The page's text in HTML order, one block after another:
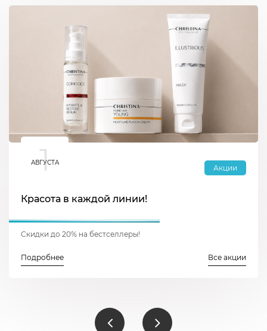
1
АВГУСТА
Акции
Красота в каждой линии!
Скидки до 20% на бестселлеры!
Подробнее Все акции